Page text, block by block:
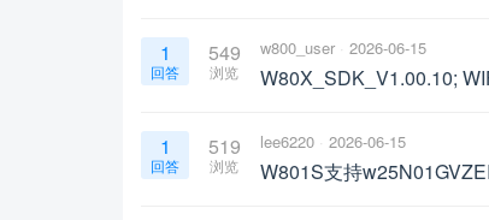
1
回答
549
浏览
w800_user 2026-06-15
W80X_SDK_V1.00.10;
1
回答
519
浏览
lee6220 2026-06-15
W801S支持